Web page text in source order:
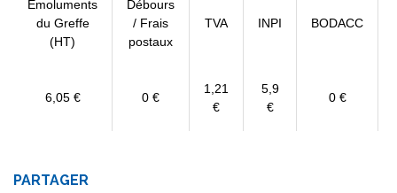
Emoluments
du Greffe
(HT)
Débours
/ Frais
postaux
TVA INPI BODACC
6,05 € 0 €
1,21
€
5,9
€
0 €
PARTAGER